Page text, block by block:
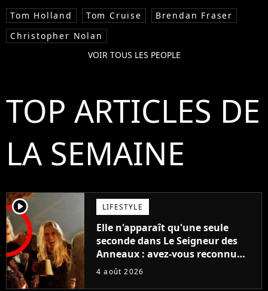
Tom Holland Tom Cruise
Brendan Fraser
Christopher Nolan
VOIR TOUS LES PEOPLE
TOP ARTICLES DE
LA SEMAINE
player2 LIFESTYLE
Elle n'apparaît qu'une seule
seconde dans Le Seigneur des
Anneaux : avez-vous reconnu
cette légende du cinéma dans la
4 août 2026